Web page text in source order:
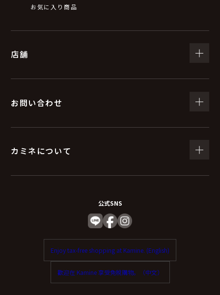
お気に入り商品
店舗
お問い合わせ
カミネについて
公式SNS
Enjoy tax-free shopping at Kamine. (English)
歡迎在 Kamine 享受免稅購物。（中文）